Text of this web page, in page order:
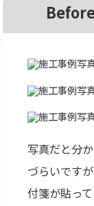
写真だと分
づらいですが
付箋が貼っ